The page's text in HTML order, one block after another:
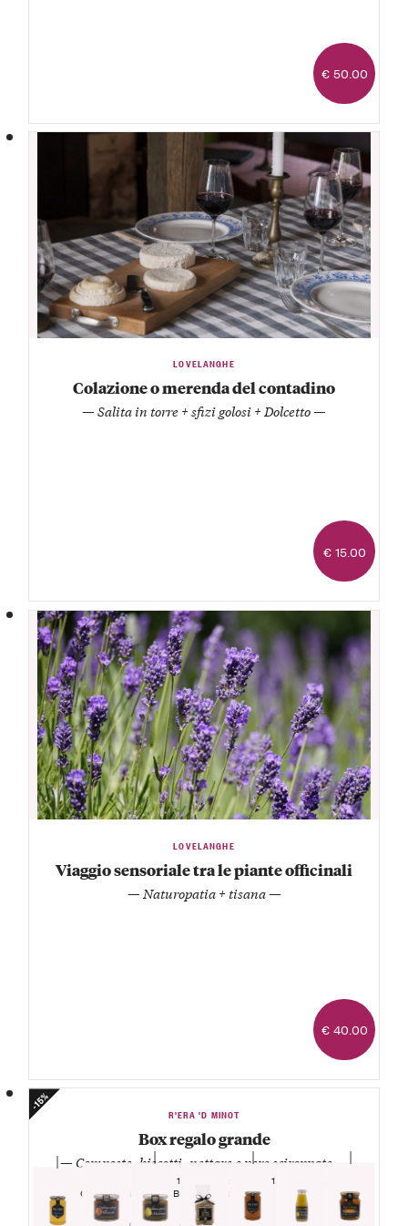
€ 50.00
LOVELANGHE
Colazione o merenda del contadino
— Salita in torre + sfizi golosi + Dolcetto —
€ 15.00
LOVELANGHE
Viaggio sensoriale tra le piante officinali
— Naturopatia + tisana —
€ 40.00
R'ERA 'D MINOT
Box regalo grande
— Composte, biscotti, nettare e pere sciroppate —
1 Vasetto
Confettura
extra di
albicocche 1 Vasetto
1 Sacchetto
Biscotti pera,
cannella e
cioccolato 1 Vasetto
1 Bottiglietta
Nettare di
pera
Madernassa 1 Vasetto
-15%